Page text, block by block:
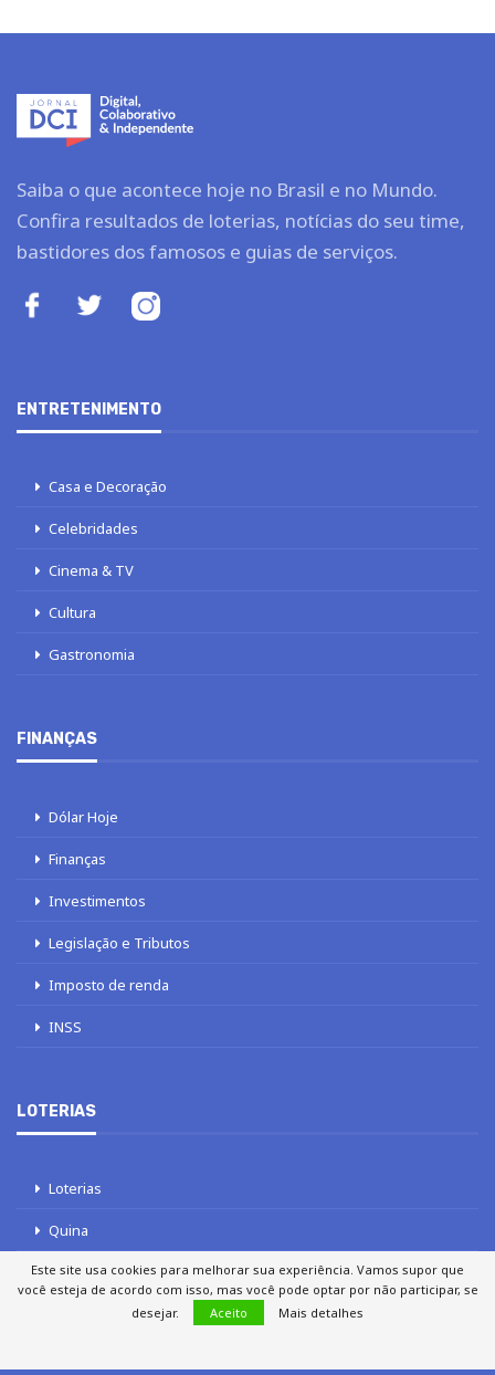
Saiba o que acontece hoje no Brasil e no Mundo.
Confira resultados de loterias, notícias do seu time,
bastidores dos famosos e guias de serviços.
ENTRETENIMENTO
Casa e Decoração
Celebridades
Cinema & TV
Cultura
Gastronomia
FINANÇAS
Dólar Hoje
Finanças
Investimentos
Legislação e Tributos
Imposto de renda
INSS
LOTERIAS
Loterias
Quina
Lotofácil
Este site usa cookies para melhorar sua experiência. Vamos supor que
você esteja de acordo com isso, mas você pode optar por não participar, se
desejar.
Aceito Mais detalhes